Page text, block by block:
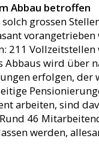
News
SSM-
Agenda
Downloads
Fünf
Romandie
Svizzera
Svizra
Abbau betroffen
solch grossen
211
Abbaus wird über
erfolgen, der
arbeiten, sind
46
werden,